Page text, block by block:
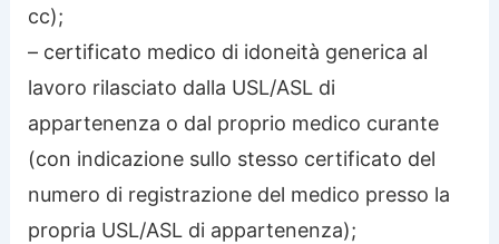
cc);
– certificato medico di idoneità generica al
lavoro rilasciato dalla USL/ASL di
appartenenza o dal proprio medico curante
(con indicazione sullo stesso certificato del
numero di registrazione del medico presso la
propria USL/ASL di appartenenza);